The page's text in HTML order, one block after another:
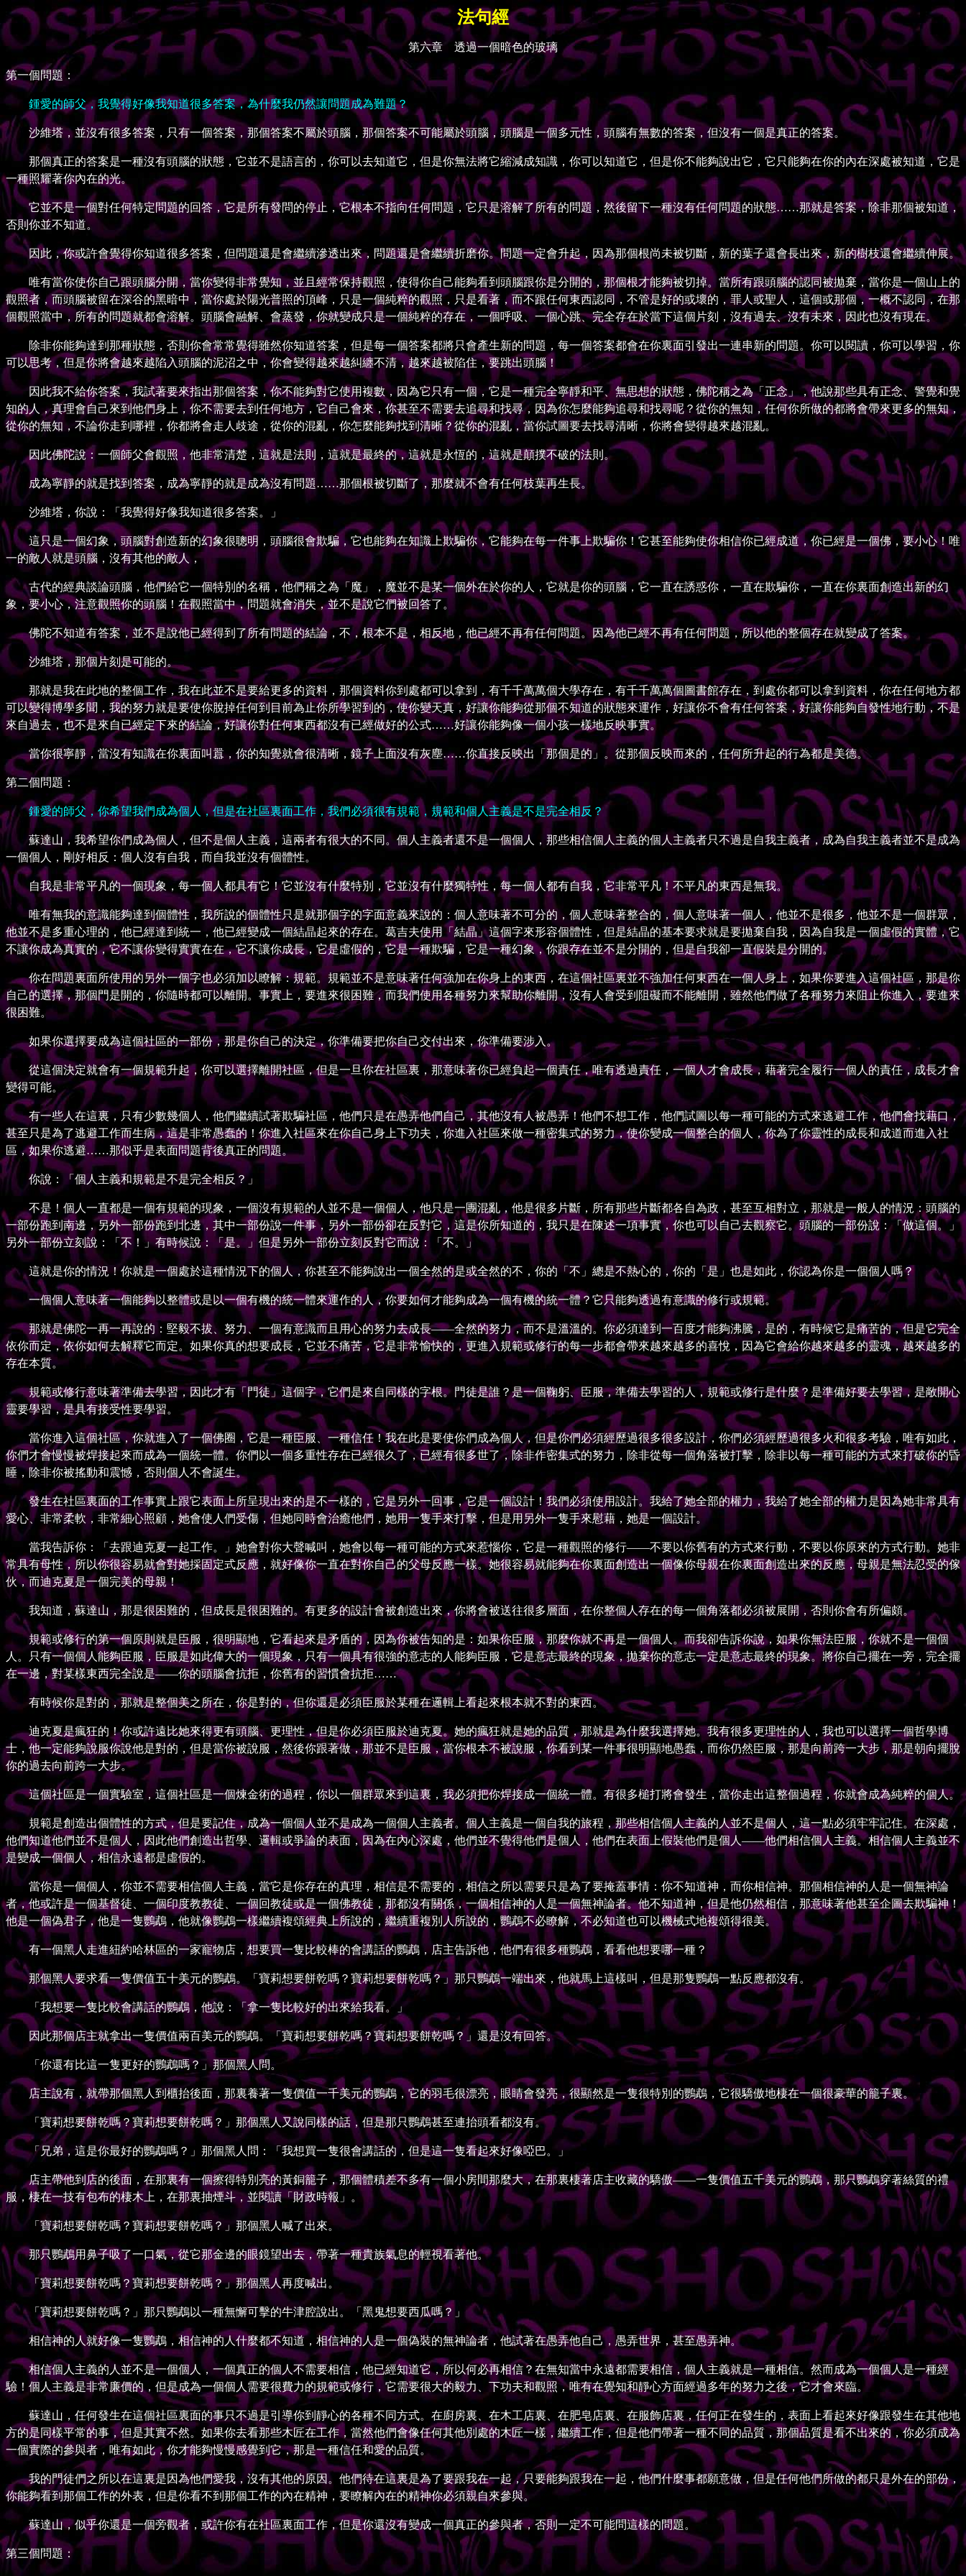
法句經
第六章 透過一個暗色的玻璃
第一個問題：
鍾愛的師父，我覺得好像我知道很多答案，為什麼我仍然讓問題成為難題？
沙維塔，並沒有很多答案，只有一個答案，那個答案不屬於頭腦，那個答案不可能屬於頭腦，頭腦是一個多元性，頭腦有無數的答案，但沒有一個是真正的答案。
那個真正的答案是一種沒有頭腦的狀態，它並不是語言的，你可以去知道它，但是你無法將它縮減成知識，你可以知道它，但是你不能夠說出它，它只能夠在你的內在深處被知道，它是
一種照耀著你內在的光。
它並不是一個對任何特定問題的回答，它是所有發問的停止，它根本不指向任何問題，它只是溶解了所有的問題，然後留下一種沒有任何問題的狀態……那就是答案，除非那個被知道，
否則你並不知道。
因此，你或許會覺得你知道很多答案，但問題還是會繼續滲透出來，問題還是會繼續折磨你。問題一定會升起，因為那個根尚未被切斷，新的葉子還會長出來，新的樹枝還會繼續伸展。
唯有當你使你自己跟頭腦分開，當你變得非常覺知，並且經常保持觀照，使得你自己能夠看到頭腦跟你是分開的，那個根才能夠被切掉。當所有跟頭腦的認同被拋棄，當你是一個山上的
觀照者，而頭腦被留在深谷的黑暗中，當你處於陽光普照的頂峰，只是一個純粹的觀照，只是看著，而不跟任何東西認同，不管是好的或壞的，罪人或聖人，這個或那個，一概不認同，在那
個觀照當中，所有的問題就都會溶解。頭腦會融解、會蒸發，你就變成只是一個純粹的存在，一個呼吸、一個心跳、完全存在於當下這個片刻，沒有過去、沒有未來，因此也沒有現在。
除非你能夠達到那種狀態，否則你會常常覺得雖然你知道答案，但是每一個答案都將只會產生新的問題，每一個答案都會在你裏面引發出一連串新的問題。你可以閱讀，你可以學習，你
可以思考，但是你將會越來越陷入頭腦的泥沼之中，你會變得越來越糾纏不清，越來越被陷住，要跳出頭腦！
因此我不給你答案，我試著要來指出那個答案，你不能夠對它使用複數，因為它只有一個，它是一種完全寧靜和平、無思想的狀態，佛陀稱之為「正念」，他說那些具有正念、警覺和覺
知的人，真理會自己來到他們身上，你不需要去到任何地方，它自己會來，你甚至不需要去追尋和找尋，因為你怎麼能夠追尋和找尋呢？從你的無知，任何你所做的都將會帶來更多的無知，
從你的無知，不論你走到哪裡，你都將會走人歧途，從你的混亂，你怎麼能夠找到清晰？從你的混亂，當你試圖要去找尋清晰，你將會變得越來越混亂。
因此佛陀說：一個師父會觀照，他非常清楚，這就是法則，這就是最終的，這就是永恆的，這就是顛撲不破的法則。
成為寧靜的就是找到答案，成為寧靜的就是成為沒有問題……那個根被切斷了，那麼就不會有任何枝葉再生長。
沙維塔，你說：「我覺得好像我知道很多答案。」
這只是一個幻象，頭腦對創造新的幻象很聰明，頭腦很會欺騙，它也能夠在知識上欺騙你，它能夠在每一件事上欺騙你！它甚至能夠使你相信你已經成道，你已經是一個佛，要小心！唯
一的敵人就是頭腦，沒有其他的敵人，
古代的經典談論頭腦，他們給它一個特別的名稱，他們稱之為「魔」，魔並不是某一個外在於你的人，它就是你的頭腦，它一直在誘惑你，一直在欺騙你，一直在你裏面創造出新的幻
象，要小心，注意觀照你的頭腦！在觀照當中，問題就會消失，並不是說它們被回答了。
佛陀不知道有答案，並不是說他已經得到了所有問題的結論，不，根本不是，相反地，他已經不再有任何問題。因為他已經不再有任何問題，所以他的整個存在就變成了答案。
沙維塔，那個片刻是可能的。
那就是我在此地的整個工作，我在此並不是要給更多的資料，那個資料你到處都可以拿到，有千千萬萬個大學存在，有千千萬萬個圖書館存在，到處你都可以拿到資料，你在任何地方都
可以變得博學多聞，我的努力就是要使你脫掉任何到目前為止你所學習到的，使你變天真，好讓你能夠從那個不知道的狀態來運作，好讓你不會有任何答案，好讓你能夠自發性地行動，不是
來自過去，也不是來自已經定下來的結論，好讓你對任何東西都沒有已經做好的公式……好讓你能夠像一個小孩一樣地反映事實。
當你很寧靜，當沒有知識在你裏面叫囂，你的知覺就會很清晰，鏡子上面沒有灰塵……你直接反映出「那個是的」。從那個反映而來的，任何所升起的行為都是美德。
第二個問題：
鍾愛的師父，你希望我們成為個人，但是在社區裏面工作，我們必須很有規範，規範和個人主義是不是完全相反？
蘇達山，我希望你們成為個人，但不是個人主義，這兩者有很大的不同。個人主義者還不是一個個人，那些相信個人主義的個人主義者只不過是自我主義者，成為自我主義者並不是成為
一個個人，剛好相反：個人沒有自我，而自我並沒有個體性。
自我是非常平凡的一個現象，每一個人都具有它！它並沒有什麼特別，它並沒有什麼獨特性，每一個人都有自我，它非常平凡！不平凡的東西是無我。
唯有無我的意識能夠達到個體性，我所說的個體性只是就那個字的字面意義來說的：個人意味著不可分的，個人意味著整合的，個人意味著一個人，他並不是很多，他並不是一個群眾，
他並不是多重心理的，他已經達到統一，他已經變成一個結晶起來的存在。葛吉夫使用「結晶」這個字來形容個體性，但是結晶的基本要求就是要拋棄自我，因為自我是一個虛假的實體，它
不讓你成為真實的，它不讓你變得實實在在，它不讓你成長，它是虛假的，它是一種欺騙，它是一種幻象，你跟存在並不是分開的，但是自我卻一直假裝是分開的。
你在問題裏面所使用的另外一個字也必須加以瞭解：規範。規範並不是意味著任何強加在你身上的東西，在這個社區裏並不強加任何東西在一個人身上，如果你要進入這個社區，那是你
自己的選擇，那個門是開的，你隨時都可以離開。事實上，要進來很困難，而我們使用各種努力來幫助你離開，沒有人會受到阻礙而不能離開，雖然他們做了各種努力來阻止你進入，要進來
很困難。
如果你選擇要成為這個社區的一部份，那是你自己的決定，你準備要把你自己交付出來，你準備要涉入。
從這個決定就會有一個規範升起，你可以選擇離開社區，但是一旦你在社區裏，那意味著你已經負起一個責任，唯有透過責任，一個人才會成長，藉著完全履行一個人的責任，成長才會
變得可能。
有一些人在這裏，只有少數幾個人，他們繼續試著欺騙社區，他們只是在愚弄他們自己，其他沒有人被愚弄！他們不想工作，他們試圖以每一種可能的方式來逃避工作，他們會找藉口，
甚至只是為了逃避工作而生病，這是非常愚蠢的！你進入社區來在你自己身上下功夫，你進入社區來做一種密集式的努力，使你變成一個整合的個人，你為了你靈性的成長和成道而進入社
區，如果你逃避……那似乎是表面問題背後真正的問題。
你說：「個人主義和規範是不是完全相反？」
不是！個人一直都是一個有規範的現象，一個沒有規範的人並不是一個個人，他只是一團混亂，他是很多片斷，所有那些片斷都各自為政，甚至互相對立，那就是一般人的情況：頭腦的
一部份跑到南邊，另外一部份跑到北邊，其中一部份說一件事，另外一部份卻在反對它，這是你所知道的，我只是在陳述一項事實，你也可以自己去觀察它。頭腦的一部份說：「做這個。」
另外一部份立刻說：「不！」有時候說：「是。」但是另外一部份立刻反對它而說：「不。」
這就是你的情況！你就是一個處於這種情況下的個人，你甚至不能夠說出一個全然的是或全然的不，你的「不」總是不熱心的，你的「是」也是如此，你認為你是一個個人嗎？
一個個人意味著一個能夠以整體或是以一個有機的統一體來運作的人，你要如何才能夠成為一個有機的統一體？它只能夠透過有意識的修行或規範。
那就是佛陀一再一再說的：堅毅不拔、努力、一個有意識而且用心的努力去成長——全然的努力，而不是溫溫的。你必須達到一百度才能夠沸騰，是的，有時候它是痛苦的，但是它完全
依你而定，依你如何去解釋它而定。如果你真的想要成長，它並不痛苦，它是非常愉快的，更進入規範或修行的每一步都會帶來越來越多的喜悅，因為它會給你越來越多的靈魂，越來越多的
存在本質。
規範或修行意味著準備去學習，因此才有「門徒」這個字，它們是來自同樣的字根。門徒是誰？是一個鞠躬、臣服，準備去學習的人，規範或修行是什麼？是準備好要去學習，是敞開心
靈要學習，是具有接受性要學習。
當你進入這個社區，你就進入了一個佛圈，它是一種臣服、一種信任！我在此是要使你們成為個人，但是你們必須經歷過很多很多設計，你們必須經歷過很多火和很多考驗，唯有如此，
你們才會慢慢被焊接起來而成為一個統一體。你們以一個多重性存在已經很久了，已經有很多世了，除非作密集式的努力，除非從每一個角落被打擊，除非以每一種可能的方式來打破你的昏
睡，除非你被搖動和震憾，否則個人不會誕生。
發生在社區裏面的工作事實上跟它表面上所呈現出來的是不一樣的，它是另外一回事，它是一個設計！我們必須使用設計。我給了她全部的權力，我給了她全部的權力是因為她非常具有
愛心、非常柔軟，非常細心照顧，她會使人們受傷，但她同時會治癒他們，她用一隻手來打擊，但是用另外一隻手來慰藉，她是一個設計。
當我告訴你：「去跟迪克夏一起工作。」她會對你大聲喊叫，她會以每一種可能的方式來惹惱你，它是一種觀照的修行——不要以你舊有的方式來行動，不要以你原來的方式行動。她非
常具有母性，所以你很容易就會對她採固定式反應，就好像你一直在對你自己的父母反應一樣。她很容易就能夠在你裏面創造出一個像你母親在你裏面創造出來的反應，母親是無法忍受的傢
伙，而迪克夏是一個完美的母親！
我知道，蘇達山，那是很困難的，但成長是很困難的。有更多的設計會被創造出來，你將會被送往很多層面，在你整個人存在的每一個角落都必須被展開，否則你會有所偏頗。
規範或修行的第一個原則就是臣服，很明顯地，它看起來是矛盾的，因為你被告知的是：如果你臣服，那麼你就不再是一個個人。而我卻告訴你說，如果你無法臣服，你就不是一個個
人。只有一個個人能夠臣服，臣服是如此偉大的一個現象，只有一個具有很強的意志的人能夠臣服，它是意志最終的現象，拋棄你的意志一定是意志最終的現象。將你自己擺在一旁，完全擺
在一邊，對某樣東西完全說是——你的頭腦會抗拒，你舊有的習慣會抗拒……
有時候你是對的，那就是整個美之所在，你是對的，但你還是必須臣服於某種在邏輯上看起來根本就不對的東西。
迪克夏是瘋狂的！你或許遠比她來得更有頭腦、更理性，但是你必須臣服於迪克夏。她的瘋狂就是她的品質，那就是為什麼我選擇她。我有很多更理性的人，我也可以選擇一個哲學博
士，他一定能夠說服你說他是對的，但是當你被說服，然後你跟著做，那並不是臣服，當你根本不被說服，你看到某一件事很明顯地愚蠢，而你仍然臣服，那是向前跨一大步，那是朝向擺脫
你的過去向前跨一大步。
這個社區是一個實驗室，這個社區是一個煉金術的過程，你以一個群眾來到這裏，我必須把你焊接成一個統一體。有很多槌打將會發生，當你走出這整個過程，你就會成為純粹的個人。
規範是創造出個體性的方式，但是要記住，成為一個個人並不是成為一個個人主義者。個人主義是一個自我的旅程，那些相信個人主義的人並不是個人，這一點必須牢牢記住。在深處，
他們知道他們並不是個人，因此他們創造出哲學、邏輯或爭論的表面，因為在內心深處，他們並不覺得他們是個人，他們在表面上假裝他們是個人——他們相信個人主義。相信個人主義並不
是變成一個個人，相信永遠都是虛假的。
當你是一個個人，你並不需要相信個人主義，當它是你存在的真理，相信是不需要的，相信之所以需要只是為了要掩蓋事情：你不知道神，而你相信神。那個相信神的人是一個無神論
者，他或許是一個基督徒、一個印度教教徒、一個回教徒或是一個佛教徒，那都沒有關係，一個相信神的人是一個無神論者。他不知道神，但是他仍然相信，那意味著他甚至企圖去欺騙神！
他是一個偽君子，他是一隻鸚鵡，他就像鸚鵡一樣繼續複頌經典上所說的，繼續重複別人所說的，鸚鵡不必瞭解，不必知道也可以機械式地複頌得很美。
有一個黑人走進紐約哈林區的一家寵物店，想要買一隻比較棒的會講話的鸚鵡，店主告訴他，他們有很多種鸚鵡，看看他想要哪一種？
那個黑人要求看一隻價值五十美元的鸚鵡。「寶莉想要餅乾嗎？寶莉想要餅乾嗎？」那只鸚鵡一端出來，他就馬上這樣叫，但是那隻鸚鵡一點反應都沒有。
「我想要一隻比較會講話的鸚鵡，他說：「拿一隻比較好的出來給我看。」
因此那個店主就拿出一隻價值兩百美元的鸚鵡。「寶莉想要餅乾嗎？寶莉想要餅乾嗎？」還是沒有回答。
「你還有比這一隻更好的鸚鵡嗎？」那個黑人問。
店主說有，就帶那個黑人到櫃抬後面，那裏養著一隻價值一千美元的鸚鵡，它的羽毛很漂亮，眼睛會發亮，很顯然是一隻很特別的鸚鵡，它很驕傲地棲在一個很豪華的籠子裏。
「寶莉想要餅乾嗎？寶莉想要餅乾嗎？」那個黑人又說同樣的話，但是那只鸚鵡甚至連抬頭看都沒有。
「兄弟，這是你最好的鸚鵡嗎？」那個黑人問：「我想買一隻很會講話的，但是這一隻看起來好像啞巴。」
店主帶他到店的後面，在那裏有一個擦得特別亮的黃銅籠子，那個體積差不多有一個小房間那麼大，在那裏棲著店主收藏的驕傲——一隻價值五千美元的鸚鵡，那只鸚鵡穿著絲質的禮
服，棲在一技有包布的棲木上，在那裏抽煙斗，並閱讀「財政時報」。
「寶莉想要餅乾嗎？寶莉想要餅乾嗎？」那個黑人喊了出來。
那只鸚鵡用鼻子吸了一口氣，從它那金邊的眼鏡望出去，帶著一種貴族氣息的輕視看著他。
「寶莉想要餅乾嗎？寶莉想要餅乾嗎？」那個黑人再度喊出。
「寶莉想要餅乾嗎？」那只鸚鵡以一種無懈可擊的牛津腔說出。「黑鬼想要西瓜嗎？」
相信神的人就好像一隻鸚鵡，相信神的人什麼都不知道，相信神的人是一個偽裝的無神論者，他試著在愚弄他自己，愚弄世界，甚至愚弄神。
相信個人主義的人並不是一個個人，一個真正的個人不需要相信，他已經知道它，所以何必再相信？在無知當中永遠都需要相信，個人主義就是一種相信。然而成為一個個人是一種經
驗！個人主義是非常廉價的，但是成為一個個人需要很費力的規範或修行，它需要很大的毅力、下功夫和觀照，唯有在覺知和靜心方面經過多年的努力之後，它才會來臨。
蘇達山，任何發生在這個社區裏面的事只不過是引導你到靜心的各種不同方式。在廚房裏、在木工店裏、在肥皂店裏、在服飾店裏，任何正在發生的，表面上看起來好像跟發生在其他地
方的是同樣平常的事，但是其實不然。如果你去看那些木匠在工作，當然他們會像任何其他別處的木匠一樣，繼續工作，但是他們帶著一種不同的品質，那個品質是看不出來的，你必須成為
一個實際的參與者，唯有如此，你才能夠慢慢感覺到它，那是一種信任和愛的品質。
我的門徒們之所以在這裏是因為他們愛我，沒有其他的原因。他們待在這裏是為了要跟我在一起，只要能夠跟我在一起，他們什麼事都願意做，但是任何他們所做的都只是外在的部份，
你能夠看到那個工作的外表，但是你看不到那個工作的內在精神，要瞭解內在的精神你必須親自來參與。
蘇達山，似乎你還是一個旁觀者，或許你有在社區裏面工作，但是你還沒有變成一個真正的參與者，否則一定不可能問這樣的問題。
第三個問題：